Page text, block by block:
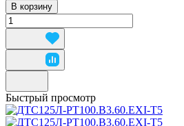
В корзину
Быстрый просмотр